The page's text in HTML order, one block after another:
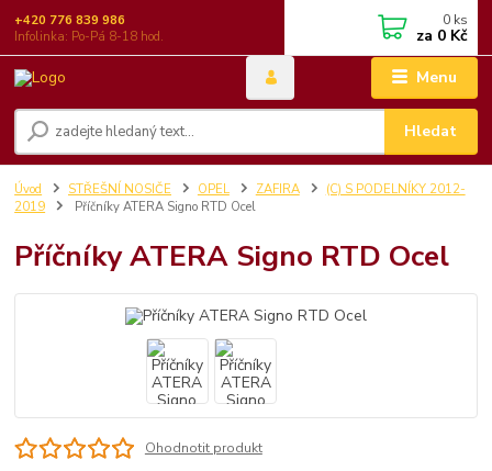
Menu
Hledat
+420 776 839 986
Infolinka: Po-Pá 8-18 hod.
0 ks
za 0 Kč
Úvod STŘEŠNÍ NOSIČE OPEL ZAFIRA
(C) S PODELNÍKY 2012-
2019
Příčníky ATERA Signo RTD Ocel
Příčníky ATERA Signo RTD Ocel
Ohodnotit produkt